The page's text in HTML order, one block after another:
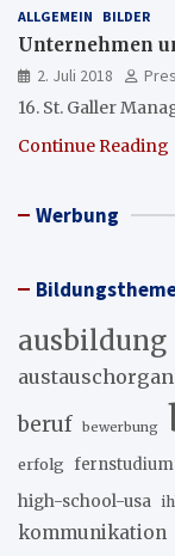
ALLGEMEIN BILDER
Unternehmen
2. Juli 2018
16. St. Galler
Continue Reading
Werbung
ausbildung
beruf bewerbung
erfolg fernstudium
high-school-usa
kommunikation